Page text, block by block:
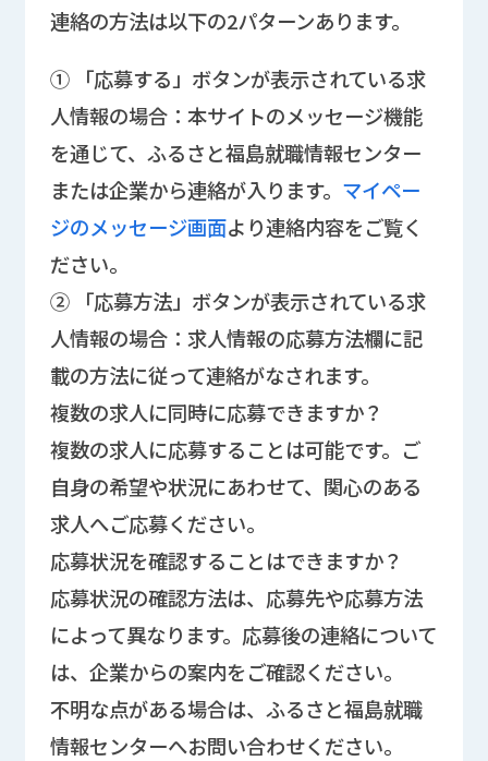
連絡の方法は以下の2パターンあります。
① 「応募する」ボタンが表示されている求
人情報の場合：本サイトのメッセージ機能
を通じて、ふるさと福島就職情報センター
または企業から連絡が入ります。 マイペー
ジのメッセージ画面より連絡内容をご覧く
ださい。
② 「応募方法」ボタンが表示されている求
人情報の場合：求人情報の応募方法欄に記
載の方法に従って連絡がなされます。
複数の求人に同時に応募できますか？
複数の求人に応募することは可能です。ご
自身の希望や状況にあわせて、関心のある
求人へご応募ください。
応募状況を確認することはできますか？
応募状況の確認方法は、応募先や応募方法
によって異なります。応募後の連絡について
は、企業からの案内をご確認ください。
不明な点がある場合は、ふるさと福島就職
情報センターへお問い合わせください。